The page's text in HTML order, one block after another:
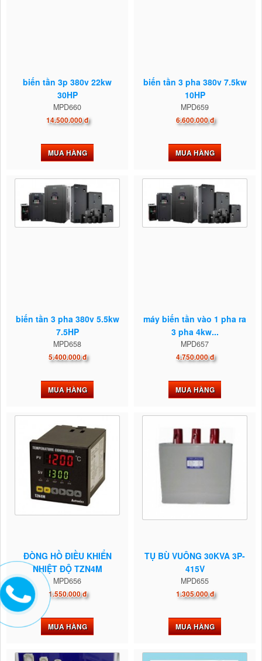
biến tần 3p 380v 22kw
30HP
MPD660
14.500.000 đ
MUA HÀNG
biến tần 3 pha 380v 7.5kw
10HP
MPD659
6.600.000 đ
MUA HÀNG
biến tần 3 pha 380v 5.5kw
7.5HP
MPD658
5.400.000 đ
MUA HÀNG
máy biến tần vào 1 pha ra
3 pha 4kw...
MPD657
4.750.000 đ
MUA HÀNG
ĐÒNG HỒ ĐIỀU KHIỂN
NHIỆT ĐỘ TZN4M
MPD656
1.550.000 đ
MUA HÀNG
TỤ BÙ VUÔNG 30KVA 3P-
415V
MPD655
1.305.000 đ
MUA HÀNG